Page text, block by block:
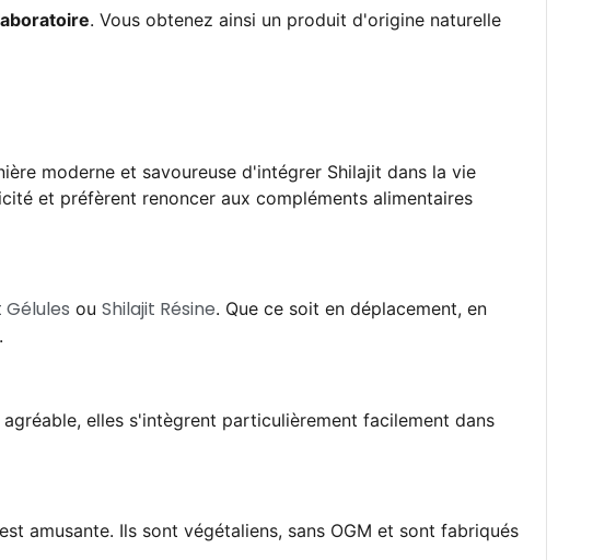
. Vous obtenez ainsi un produit d'origine naturelle
moderne et savoureuse d'intégrer Shilajit dans la vie
et préfèrent renoncer aux compléments alimentaires
Gélules ou Shilajit Résine. Que ce soit en déplacement, en
elles s'intègrent particulièrement facilement dans
amusante. Ils sont végétaliens, sans OGM et sont fabriqués